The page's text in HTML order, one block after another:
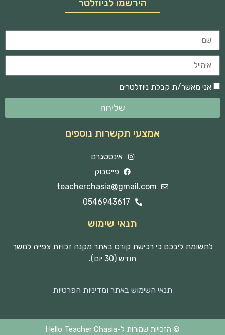
הירשמו לניוזלטר
אני מאשר/ת קבלת ניוזלטרים
שליחה
אמצעי תקשרות נוספים
אינסטגרם
פייסבוק
teacherchasia@gmail.com
0546943617
תנאי שימוש
לתשומת ליבכם כי רכישת קורס באתר מקנה זכויות צפייה למשך
חודש (30 יום).
תנאי השימוש באתר ומדיניות הפרטיות
© הזכויות שמורות ל-Hello Teacher Chasia